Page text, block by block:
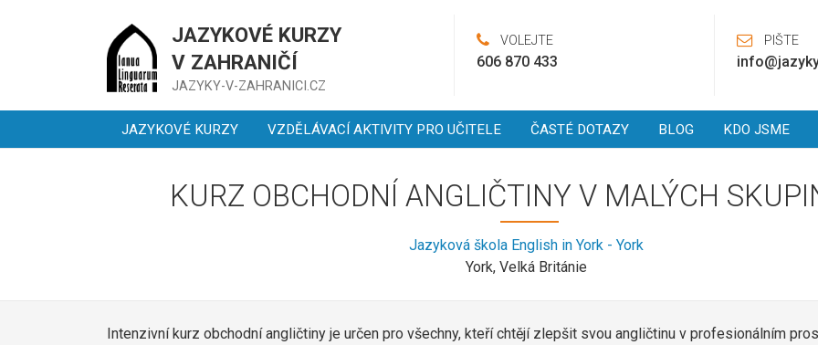
JAZYKOVÉ KURZY
V ZAHRANIČÍ
JAZYKY-V-ZAHRANICI.CZ
VOLEJTE
606 870 433
PIŠTE
JAZYKOVÉ KURZY VZDĚLÁVACÍ AKTIVITY PRO UČITELE ČASTÉ DOTAZY BLOG KDO JSME
KURZ OBCHODNÍ ANGLIČTINY V MALÝCH
Jazyková škola English in York - York
York, Velká Británie
Intenzivní kurz obchodní angličtiny je určen pro všechny, kteří chtějí zlepšit svou angličtinu v profesionálním